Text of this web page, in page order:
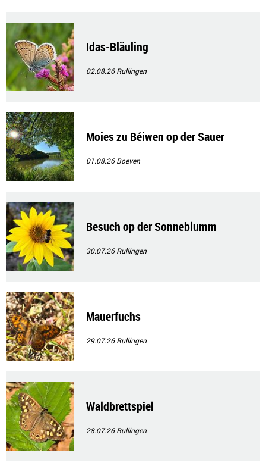
Idas-Bläuling
02.08.26Rullingen
Moies zu Béiwen op der Sauer
01.08.26Boeven
Besuch op der Sonneblumm
30.07.26Rullingen
Mauerfuchs
29.07.26Rullingen
Waldbrettspiel
28.07.26Rullingen